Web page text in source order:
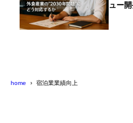
ュー
home 宿泊業業績向上